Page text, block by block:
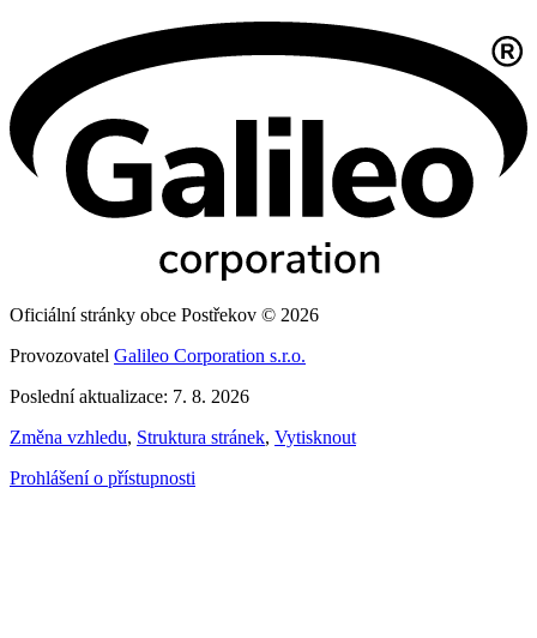
Oficiální stránky obce Postřekov © 2026
Provozovatel Galileo Corporation s.r.o.
Poslední aktualizace: 7. 8. 2026
Změna vzhledu, Struktura stránek, Vytisknout
Prohlášení o přístupnosti